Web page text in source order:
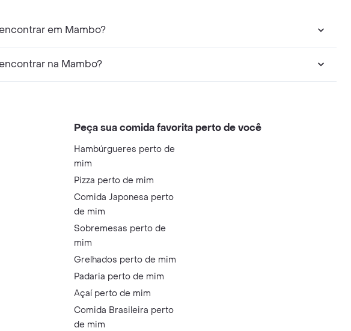
em Mambo?
na Mambo?
Peça sua comida favorita perto de você
Hambúrgueres perto de
mim
Pizza perto de mim
Comida Japonesa perto
de mim
Sobremesas perto de
mim
Grelhados perto de mim
Padaria perto de mim
Açaí perto de mim
Comida Brasileira perto
de mim